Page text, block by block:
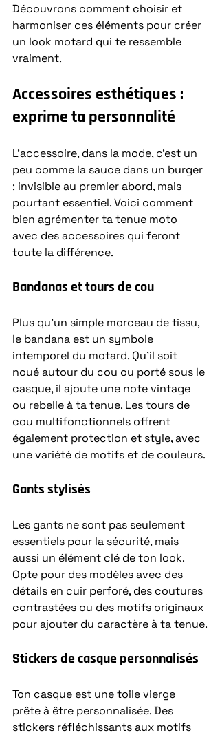
Découvrons comment choisir et
harmoniser ces éléments pour créer
un look motard qui te ressemble
vraiment.
Accessoires esthétiques :
exprime ta personnalité
L’accessoire, dans la mode, c’est un
peu comme la sauce dans un burger
: invisible au premier abord, mais
pourtant essentiel. Voici comment
bien agrémenter ta tenue moto
avec des accessoires qui feront
toute la différence.
Bandanas et tours de cou
Plus qu’un simple morceau de tissu,
le bandana est un symbole
intemporel du motard. Qu’il soit
noué autour du cou ou porté sous le
casque, il ajoute une note vintage
ou rebelle à ta tenue. Les tours de
cou multifonctionnels offrent
également protection et style, avec
une variété de motifs et de couleurs.
Gants stylisés
Les gants ne sont pas seulement
essentiels pour la sécurité, mais
aussi un élément clé de ton look.
Opte pour des modèles avec des
détails en cuir perforé, des coutures
contrastées ou des motifs originaux
pour ajouter du caractère à ta tenue.
Stickers de casque personnalisés
Ton casque est une toile vierge
prête à être personnalisée. Des
stickers réfléchissants aux motifs